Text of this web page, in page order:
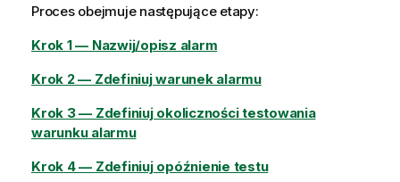
Proces obejmuje następujące etapy:
Krok 1 — Nazwij/opisz alarm
Krok 2 — Zdefiniuj warunek alarmu
Krok 3 — Zdefiniuj okoliczności testowania
warunku alarmu
Krok 4 — Zdefiniuj opóźnienie testu